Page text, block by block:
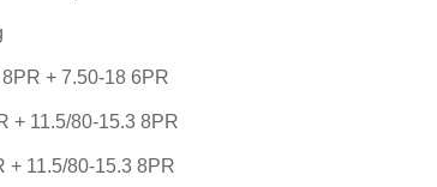
+ 7.50-18 6PR
+ 11.5/80-15.3 8PR
+ 11.5/80-15.3 8PR